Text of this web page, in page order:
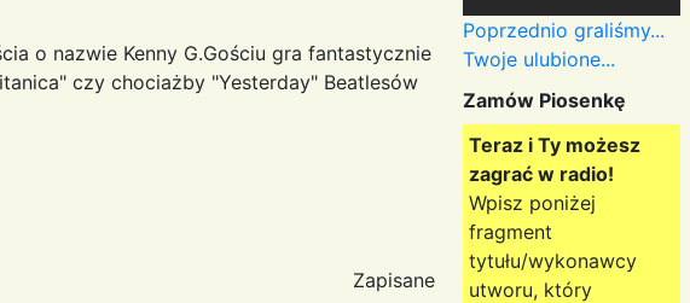
o nazwie Kenny G.Gościu gra fantastycznie
czy chociażby "Yesterday" Beatlesów
Zapisane
Poprzednio graliśmy...
Twoje ulubione...
Zamów Piosenkę
Teraz i Ty możesz
zagrać w radio!
Wpisz poniżej
fragment
tytułu/wykonawcy
utworu, który